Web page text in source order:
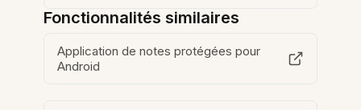
Fonctionnalités similaires
Application de notes protégées pour
Android